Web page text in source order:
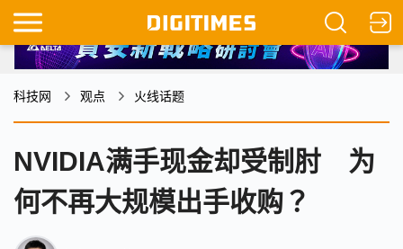
科技网 观点 火线话题
NVIDIA满手现金却受制肘 为
何不再大规模出手收购？